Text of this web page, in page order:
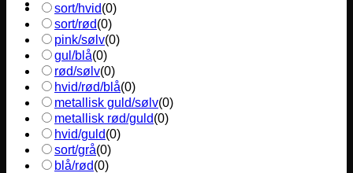
sort/hvid(0)
sort/rød(0)
pink/sølv(0)
gul/blå(0)
rød/sølv(0)
hvid/rød/blå(0)
metallisk guld/sølv(0)
metallisk rød/guld(0)
hvid/guld(0)
sort/grå(0)
blå/rød(0)